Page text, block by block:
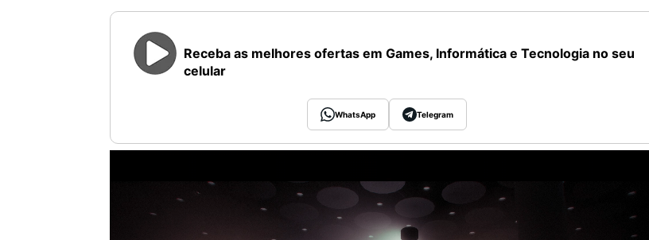
Receba as melhores ofertas em Games, Informática e Tecnologia no seu
celular
WhatsApp Telegram